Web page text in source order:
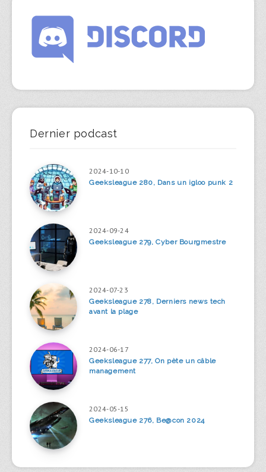
Dernier podcast
2024-10-10
Geeksleague 280, Dans un igloo punk 2
2024-09-24
Geeksleague 279, Cyber Bourgmestre
2024-07-23
Geeksleague 278, Derniers news tech
avant la plage
2024-06-17
Geeksleague 277, On pète un câble
management
2024-05-15
Geeksleague 276, Be@con 2024